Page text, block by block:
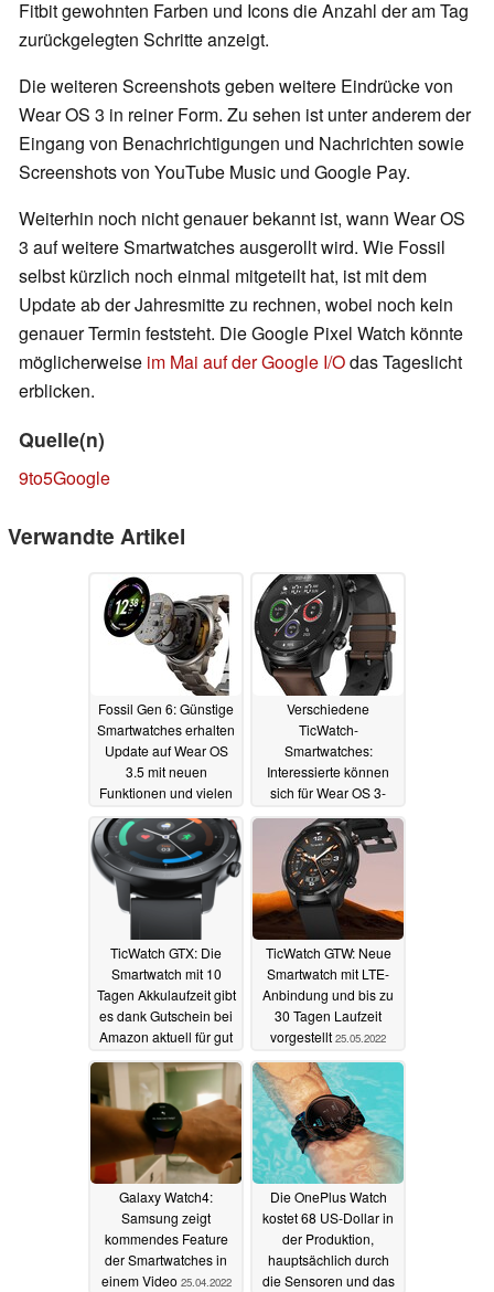
Fitbit gewohnten Farben und Icons die Anzahl der am Tag
zurückgelegten Schritte anzeigt.
Die weiteren Screenshots geben weitere Eindrücke von
Wear OS 3 in reiner Form. Zu sehen ist unter anderem der
Eingang von Benachrichtigungen und Nachrichten sowie
Screenshots von YouTube Music und Google Pay.
Weiterhin noch nicht genauer bekannt ist, wann Wear OS
3 auf weitere Smartwatches ausgerollt wird. Wie Fossil
selbst kürzlich noch einmal mitgeteilt hat, ist mit dem
Update ab der Jahresmitte zu rechnen, wobei noch kein
genauer Termin feststeht. Die Google Pixel Watch könnte
möglicherweise im Mai auf der Google I/Odas Tageslicht
erblicken.
Quelle(n)
9to5Google
Verwandte Artikel
Fossil Gen 6: Günstige
Smartwatches erhalten
Update auf Wear OS
3.5 mit neuen
Funktionen und vielen
26.11.2023
Verschiedene
TicWatch-
Smartwatches:
Interessierte können
sich für Wear OS 3-
30.06.2023
TicWatch GTX: Die
Smartwatch mit 10
Tagen Akkulaufzeit gibt
es dank Gutschein bei
Amazon aktuell für gut
27.10.2022
TicWatch GTW: Neue
Smartwatch mit LTE-
Anbindung und bis zu
30 Tagen Laufzeit
vorgestellt 25.05.2022
Galaxy Watch4:
Samsung zeigt
kommendes Feature
der Smartwatches in
einem Video 25.04.2022
Die OnePlus Watch
kostet 68 US-Dollar in
der Produktion,
hauptsächlich durch
die Sensoren und das